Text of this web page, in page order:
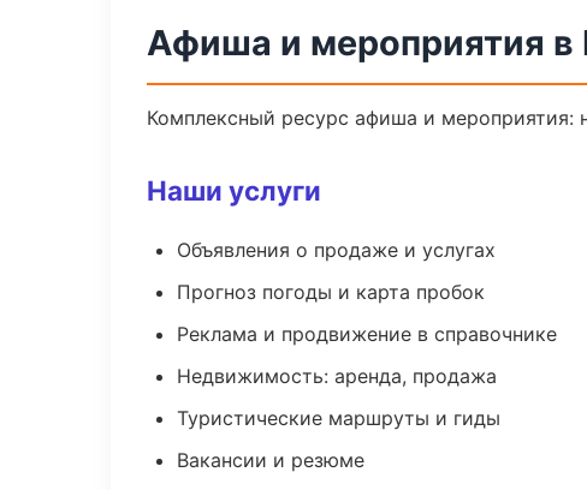
Афиша и мероприятия
Комплексный ресурс афиша и мероприятия:
Наши услуги
Объявления о продаже и услугах
Прогноз погоды и карта пробок
Реклама и продвижение в справочнике
Недвижимость: аренда, продажа
Туристические маршруты и гиды
Вакансии и резюме